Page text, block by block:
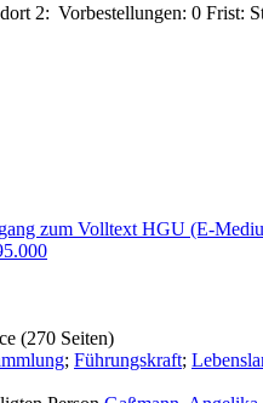
2: Vorbestellungen: 0 Frist:
zum Volltext HGU (E-
(270 Seiten)
; Führungskraft;